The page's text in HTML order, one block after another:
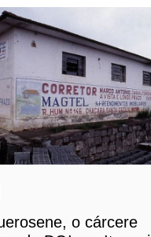
o cárcere